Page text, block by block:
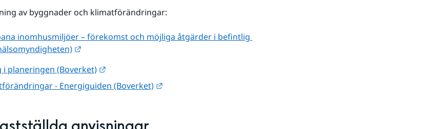
av byggnader och klimatförändringar:
inomhusmiljöer – förekomst och möjliga åtgärder i befintlig
Länk till annan webbplats.
i planeringen (Boverket)
Länk till annan webbplats.
- Energiguiden (Boverket)
Länk till annan webbplats.